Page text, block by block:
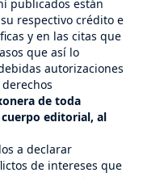
publicados están
respectivo crédito e
y en las citas que
que así lo
autorizaciones
de toda
editorial, al
a declarar
de intereses que